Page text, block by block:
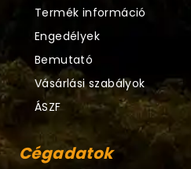
Termék információ
Engedélyek
Bemutató
Vásárlási szabályok
ÁSZF
Cégadatok